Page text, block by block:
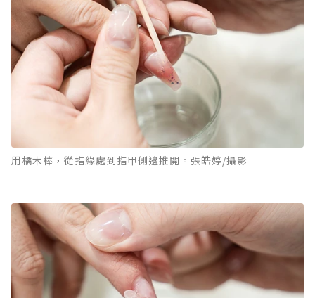
用橘木棒，從指緣處到指甲側邊推開。張皓婷/攝影